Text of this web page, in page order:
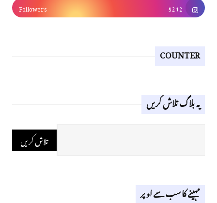
5212
Followers
COUNTER
یہ بلاگ تلاش کریں
مہینے کا سب سے اوپر